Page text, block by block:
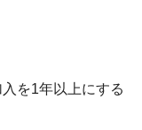
を1年以上にする